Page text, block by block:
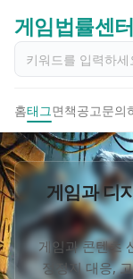
게임법률센터
홈태그면책공고문의
게임과 디
게임과 콘텐츠
정정지 대응,